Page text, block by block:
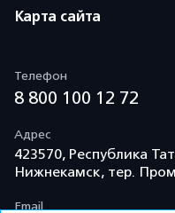
Карта сайта
Телефон
8 800 100 12 72
Адрес
423570, Республика
Нижнекамск, тер.
Email